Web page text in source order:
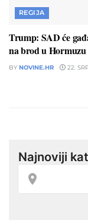
REGIJA
Trump: SAD će
na brod u Hormuzu
BY NOVINE.HR 22.